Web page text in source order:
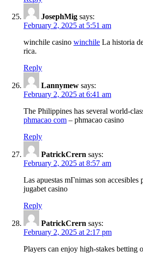
JosephMig says:
February 2, 2025 at 5:51 am
winchile casino winchile La historia
rica.
Reply
Lannymew says:
February 2, 2025 at 6:41 am
The Philippines has several world-
phmacao com – phmacao casino
Reply
PatrickCrern says:
February 2, 2025 at 8:57 am
Las apuestas mГ­nimas son accesibles
jugabet casino
Reply
PatrickCrern says:
February 2, 2025 at 2:17 pm
Players can enjoy high-stakes betting